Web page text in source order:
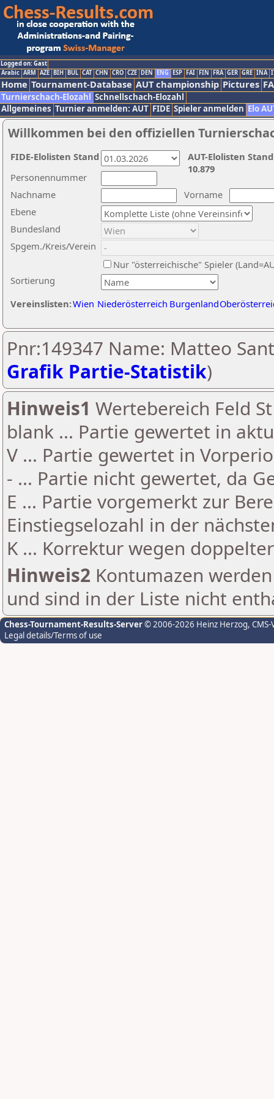
Logged on: Gast
Arabic ARM AZE BIH BUL CAT CHN CRO CZE DEN ENG ESP FAI FIN FRA GER GRE INA
Home Tournament-Database AUT championship Pictures
Turnierschach-Elozahl Schnellschach-Elozahl
Allgemeines Turnier anmelden: AUT FIDE Spieler anmelden Elo
Willkommen bei den offiziellen
Nachname
Vorname
Ebene
Sortierung
Personennummer
Bundesland
Spgem./Kreis/Verein
Nur "österreichische" Spieler
Vereinslisten:Wien Niederösterreich Burgenland
AUT-Elolisten
10.879
FIDE-Elolisten Stand
Pnr:149347 Name: Matteo
Grafik Partie-Statistik)
Hinweis1 Wertebereich Feld
blank ... Partie gewertet in
V ... Partie gewertet in
- ... Partie nicht gewertet, da
E ... Partie vorgemerkt zur
Einstiegselozahl in der
K ... Korrektur wegen
Hinweis2 Kontumazen
und sind in der Liste nicht
Chess-Tournament-Results-Server© 2006-2026 Heinz Herzog,
Legal details/Terms of use